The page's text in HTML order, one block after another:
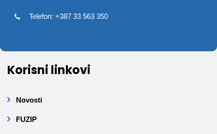
Telefon: +387 33 563 350
Korisni linkovi
Novosti
FUZIP